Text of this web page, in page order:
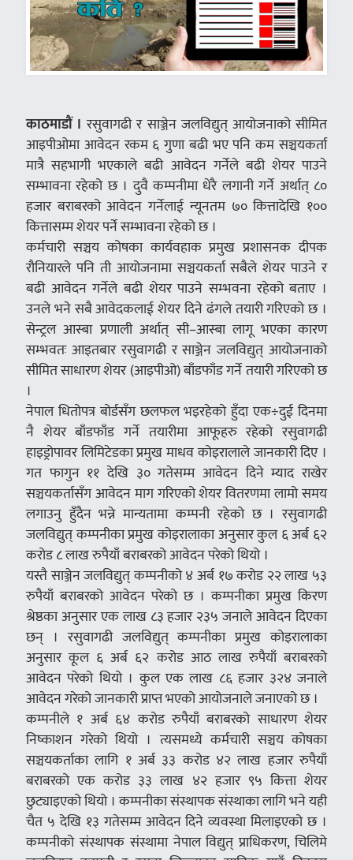
काठमाडौं । रसुवागढी र साञ्जेन जलविद्युत् आयोजनाको सीमित
आइपीओमा आवेदन रकम ६ गुणा बढी भए पनि कम सञ्चयकर्ता
मात्रै सहभागी भएकाले बढी आवेदन गर्नेले बढी शेयर पाउने
सम्भावना रहेको छ । दुवै कम्पनीमा धेरै लगानी गर्ने अर्थात् ८०
हजार बराबरको आवेदन गर्नेलाई न्यूनतम ७० कित्तादेखि १००
कित्तासम्म शेयर पर्ने सम्भावना रहेको छ ।
कर्मचारी सञ्चय कोषका कार्यवहाक प्रमुख प्रशासनक दीपक
रौनियारले पनि ती आयोजनामा सञ्चयकर्ता सबैले शेयर पाउने र
बढी आवेदन गर्नेले बढी शेयर पाउने सम्भवना रहेको बताए ।
उनले भने सबै आवेदकलाई शेयर दिने ढंगले तयारी गरिएको छ ।
सेन्ट्रल आस्बा प्रणाली अर्थात् सी–आस्बा लागू भएका कारण
सम्भवतः आइतबार रसुवागढी र साञ्जेन जलविद्युत् आयोजनाको
सीमित साधारण शेयर (आइपीओ) बाँडफाँड गर्ने तयारी गरिएको छ
।
नेपाल धितोपत्र बोर्डसँग छलफल भइरहेको हुँदा एक÷दुई दिनमा
नै शेयर बाँडफाँड गर्ने तयारीमा आफूहरु रहेको रसुवागढी
हाइड्रोपावर लिमिटेडका प्रमुख माधव कोइरालाले जानकारी दिए ।
गत फागुन ११ देखि ३० गतेसम्म आवेदन दिने म्याद राखेर
सञ्चयकर्तासँग आवेदन माग गरिएको शेयर वितरणमा लामो समय
लगाउनु हुँदैन भन्ने मान्यतामा कम्पनी रहेको छ । रसुवागढी
जलविद्युत् कम्पनीका प्रमुख कोइरालाका अनुसार कुल ६ अर्ब ६२
करोड ८ लाख रुपैयाँ बराबरको आवेदन परेको थियो ।
यस्तै साञ्जेन जलविद्युत् कम्पनीको ४ अर्ब १७ करोड २२ लाख ५३
रुपैयाँ बराबरको आवेदन परेको छ । कम्पनीका प्रमुख किरण
श्रेष्ठका अनुसार एक लाख ८३ हजार २३५ जनाले आवेदन दिएका
छन् । रसुवागढी जलविद्युत् कम्पनीका प्रमुख कोइरालाका
अनुसार कूल ६ अर्ब ६२ करोड आठ लाख रुपैयाँ बराबरको
आवेदन परेको थियो । कुल एक लाख ८६ हजार ३२४ जनाले
आवेदन गरेको जानकारी प्राप्त भएको आयोजनाले जनाएको छ ।
कम्पनीले १ अर्ब ६४ करोड रुपैयाँ बराबरको साधारण शेयर
निष्काशन गरेको थियो । त्यसमध्ये कर्मचारी सञ्चय कोषका
सञ्चयकर्ताका लागि १ अर्ब ३३ करोड ४२ लाख हजार रुपैयाँ
बराबरको एक करोड ३३ लाख ४२ हजार ९५ कित्ता शेयर
छुट्याइएको थियो । कम्पनीका संस्थापक संस्थाका लागि भने यही
चैत ५ देखि १३ गतेसम्म आवेदन दिने व्यवस्था मिलाइएको छ ।
कम्पनीको संस्थापक संस्थामा नेपाल विद्युत् प्राधिकरण, चिलिमे